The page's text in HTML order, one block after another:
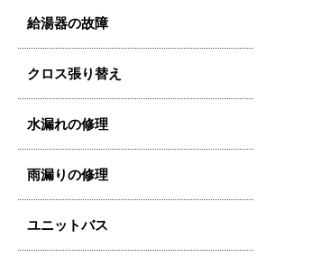
給湯器の故障
クロス張り替え
水漏れの修理
雨漏りの修理
ユニットバス